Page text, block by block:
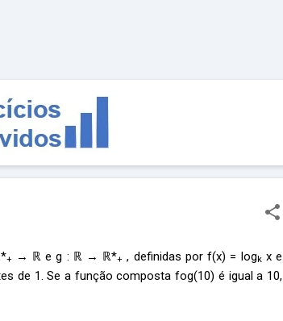
+→ ℝ e g : ℝ → ℝ*+ , definidas por f(x) = log kx e
de 1. Se a função composta fog(10) é igual a 10,